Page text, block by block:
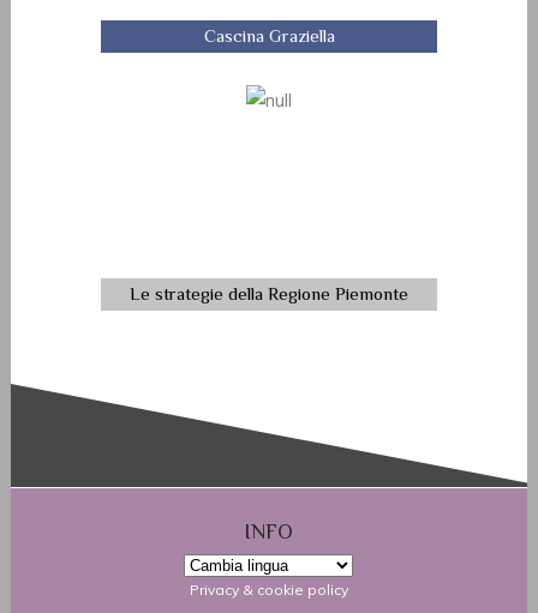
Cascina Graziella
Le strategie della Regione Piemonte
INFO
Privacy & cookie policy